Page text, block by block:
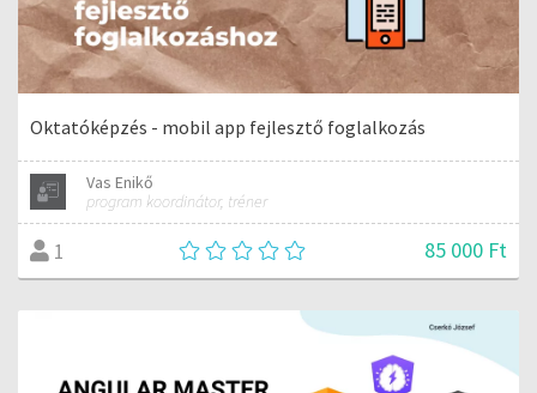
Oktatóképzés - mobil app fejlesztő foglalkozás
Vas Enikő
program koordinátor, tréner
1 85 000 Ft